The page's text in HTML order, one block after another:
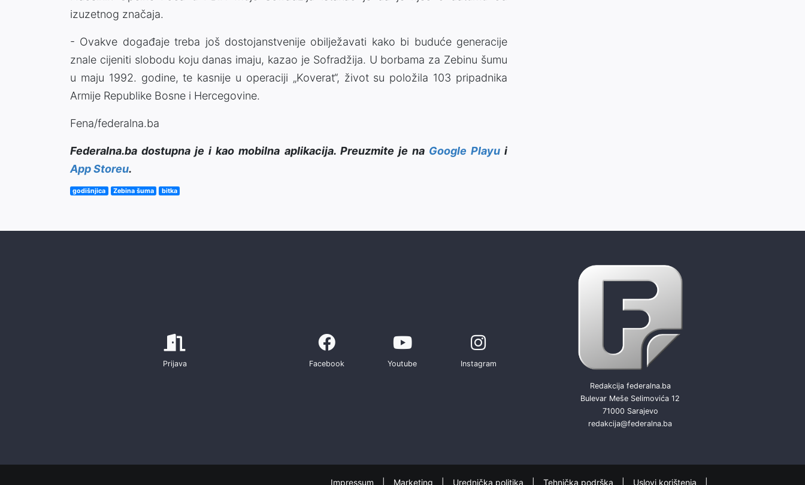
izuzetnog značaja.
- Ovakve događaje treba još dostojanstvenije obilježavati kako bi buduće generacije
znale cijeniti slobodu koju danas imaju, kazao je Sofradžija. U borbama za Zebinu šumu
u maju 1992. godine, te kasnije u operaciji „Koverat“, život su položila 103 pripadnika
Armije Republike Bosne i Hercegovine.
Fena/federalna.ba
Federalna.ba dostupna je i kao mobilna aplikacija. Preuzmite je na Google Playui
App Storeu.
godišnjica Zebina šuma bitka
Prijava Facebook Youtube Instagram
Redakcija federalna.ba
Bulevar Meše Selimovića 12
71000 Sarajevo
redakcija@federalna.ba
Impressum Marketing Urednička politika Tehnička podrška Uslovi korištenja